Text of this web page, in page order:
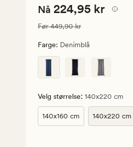
Nåværende
224,95
kr.
449,90
Nåværende pris
Nå 224,95 kr
Vanlig pris 449,90 kr
Før449,90 kr
Farge: Denimblå
Velg størrelse: 140x220 cm
140x160 cm 140x220 cm